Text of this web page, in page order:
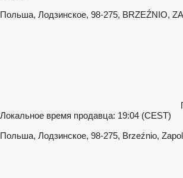
Польша, Лодзинское, 98-275, BRZEŹNIO,
Локальное время продавца: 19:04 (CEST)
Польша, Лодзинское, 98-275, Brzeźnio,